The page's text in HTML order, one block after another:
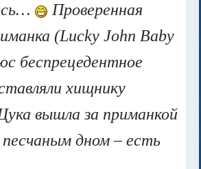
Проверенная
(Lucky John Baby
беспрецедентное
хищнику
вышла за приманкой
дном – есть